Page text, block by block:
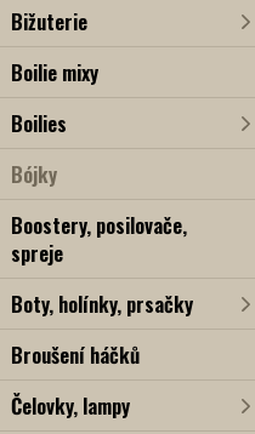
Bižuterie
Boilie mixy
Boilies
Bójky
Boostery, posilovače,
spreje
Boty, holínky, prsačky
Broušení háčků
Čelovky, lampy